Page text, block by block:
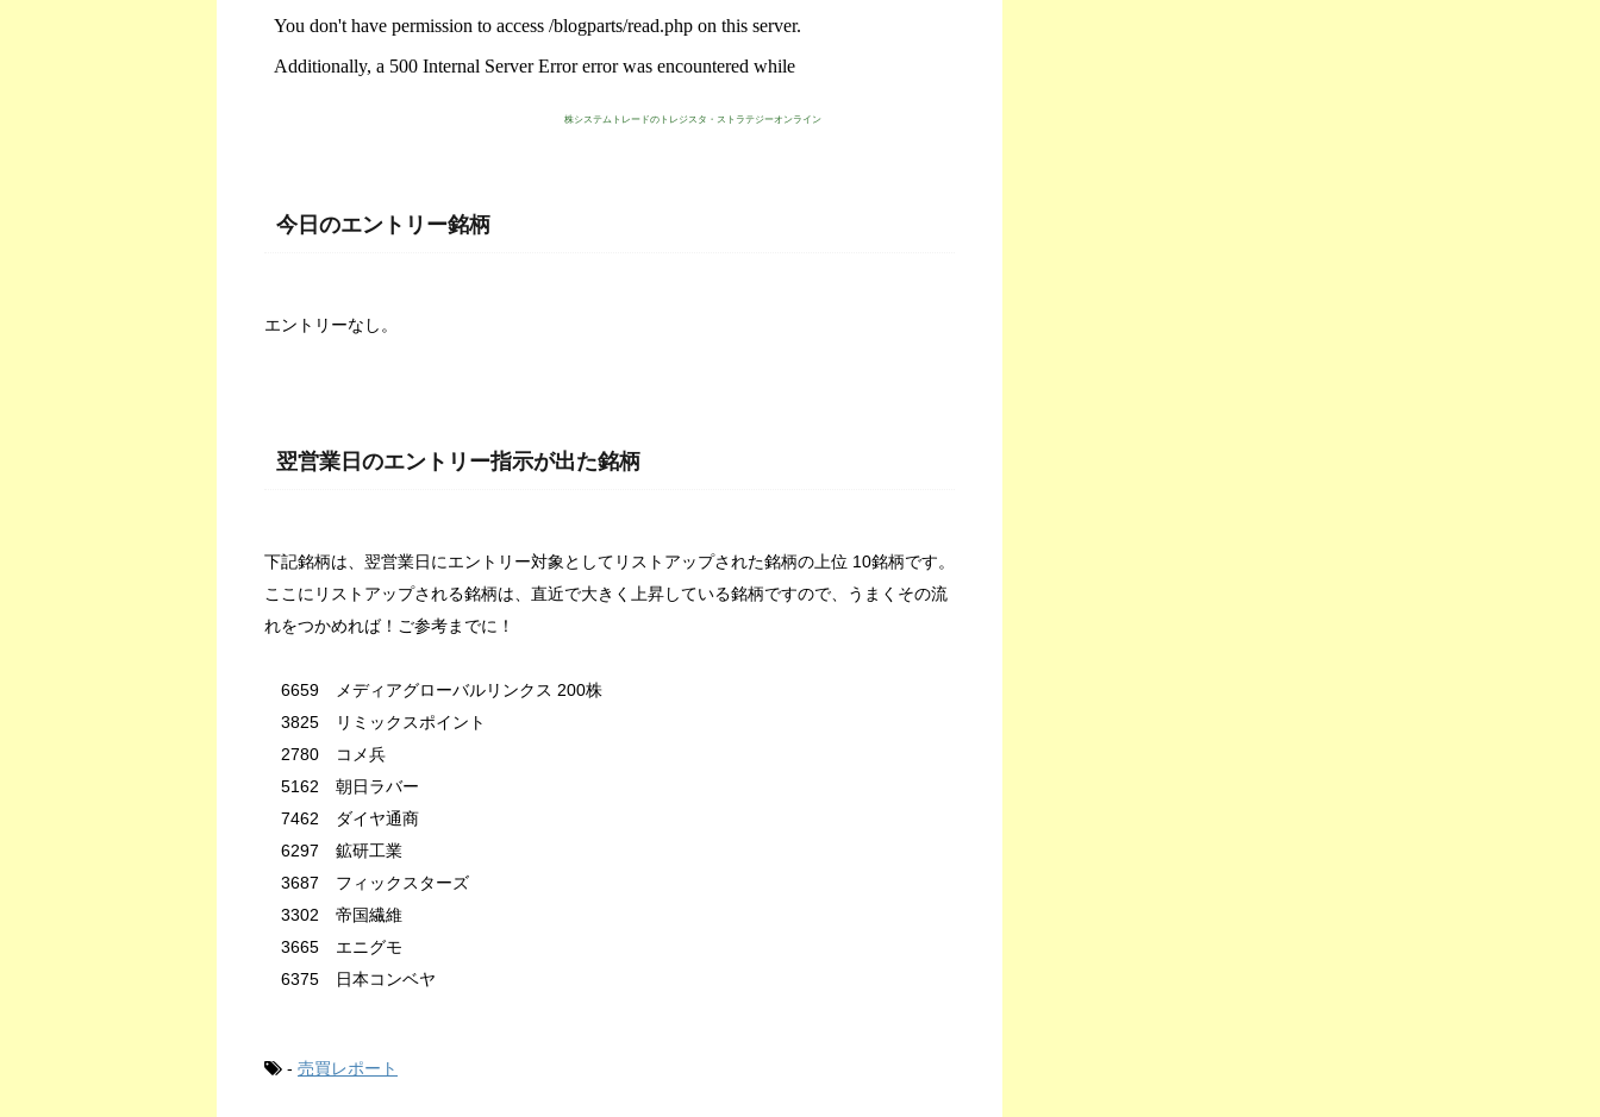
株システムトレードのトレジスタ・ストラテジーオンライン
今日のエントリー銘柄
エントリーなし。
翌営業日のエントリー指示が出た銘柄
下記銘柄は、翌営業日にエントリー対象としてリストアップされた銘柄の上位 10銘柄です。
ここにリストアップされる銘柄は、直近で大きく上昇している銘柄ですので、うまくその流
れをつかめれば！ご参考までに！
6659 メディアグローバルリンクス 200株
3825 リミックスポイント
2780 コメ兵
5162 朝日ラバー
7462 ダイヤ通商
6297 鉱研工業
3687 フィックスターズ
3302 帝国繊維
3665 エニグモ
6375 日本コンベヤ
- 売買レポート